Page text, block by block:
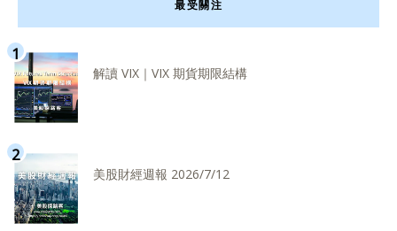
最受關注
解讀 VIX｜VIX 期貨期限結構
美股財經週報 2026/7/12